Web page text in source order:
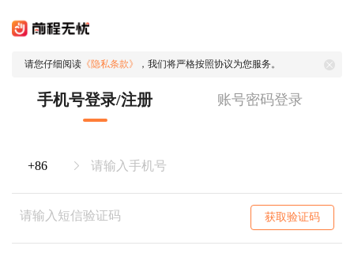
请您仔细阅读 《隐私条款》 ，我们将严格按照协议为您服务。
手机号登录/注册 账号密码登录
获取验证码